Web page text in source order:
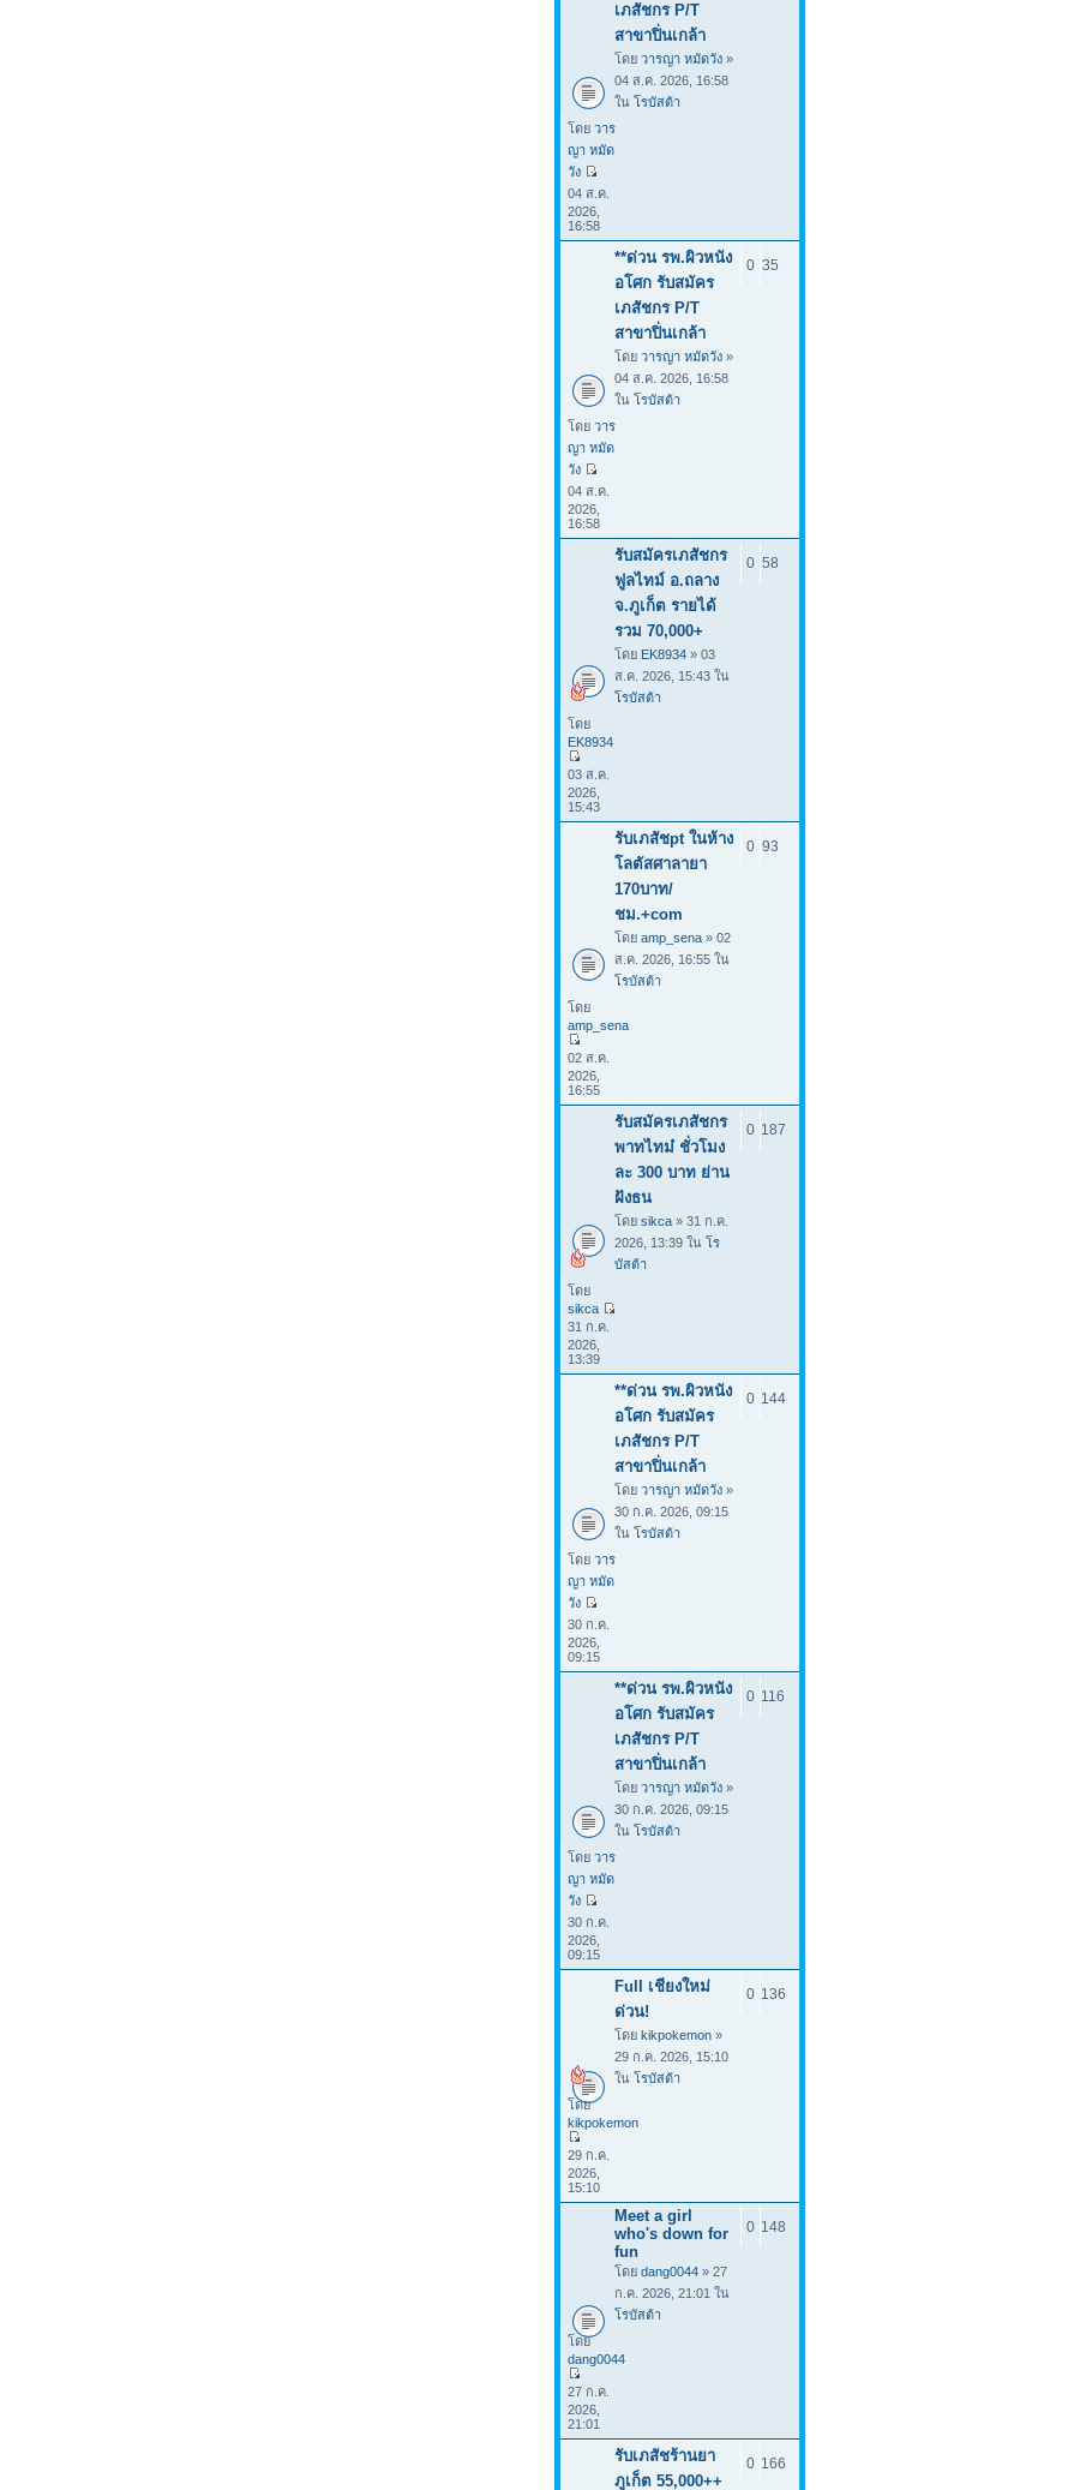
เภสัชกร P/T
สาขาปิ่นเกล้า
โดย วารญา หมัดวัง »
04 ส.ค. 2026, 16:58
ใน โรบัสต้า
โดย วาร
ญา หมัด
วัง
04 ส.ค.
2026,
16:58
**ด่วน รพ.ผิวหนัง
อโศก รับสมัคร
เภสัชกร P/T
สาขาปิ่นเกล้า
โดย วารญา หมัดวัง »
04 ส.ค. 2026, 16:58
ใน โรบัสต้า
0 35
โดย วาร
ญา หมัด
วัง
04 ส.ค.
2026,
16:58
รับสมัครเภสัชกร
ฟูลไทม์ อ.ถลาง
จ.ภูเก็ต รายได้
รวม 70,000+
โดย EK8934 » 03
ส.ค. 2026, 15:43 ใน
โรบัสต้า
0 58
โดย
EK8934
03 ส.ค.
2026,
15:43
รับเภสัชpt ในห้าง
โลตัสศาลายา
170บาท/
ชม.+com
โดย amp_sena » 02
ส.ค. 2026, 16:55 ใน
โรบัสต้า
0 93
โดย
amp_sena
02 ส.ค.
2026,
16:55
รับสมัครเภสัชกร
พาทไทม๋ ชั่วโมง
ละ 300 บาท ย่าน
ฝังธน
โดย sikca » 31 ก.ค.
2026, 13:39 ใน โร
บัสต้า
0 187
โดย
sikca
31 ก.ค.
2026,
13:39
**ด่วน รพ.ผิวหนัง
อโศก รับสมัคร
เภสัชกร P/T
สาขาปิ่นเกล้า
โดย วารญา หมัดวัง »
30 ก.ค. 2026, 09:15
ใน โรบัสต้า
0 144
โดย วาร
ญา หมัด
วัง
30 ก.ค.
2026,
09:15
**ด่วน รพ.ผิวหนัง
อโศก รับสมัคร
เภสัชกร P/T
สาขาปิ่นเกล้า
โดย วารญา หมัดวัง »
30 ก.ค. 2026, 09:15
ใน โรบัสต้า
0 116
โดย วาร
ญา หมัด
วัง
30 ก.ค.
2026,
09:15
Full เชียงใหม่
ด่วน!
โดย kikpokemon »
29 ก.ค. 2026, 15:10
ใน โรบัสต้า
0 136
โดย
kikpokemon
29 ก.ค.
2026,
15:10
Meet a girl
who's down for
fun
โดย dang0044 » 27
ก.ค. 2026, 21:01 ใน
โรบัสต้า
0 148
โดย
dang0044
27 ก.ค.
2026,
21:01
รับเภสัชร้านยา
ภูเก็ต 55,000++
0 166